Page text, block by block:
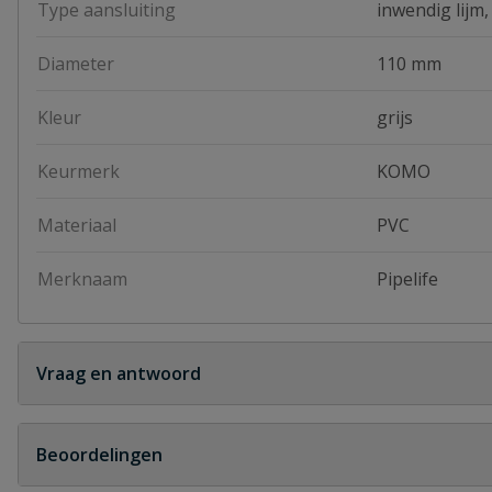
Type aansluiting inwendig
Diameter 110 mm
Kleur grijs
Keurmerk KOMO
Materiaal PVC
Merknaam Pipelife
Vraag en antwoord
Geen vragen
Beoordelingen